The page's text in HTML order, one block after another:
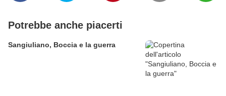
Potrebbe anche piacerti
Sangiuliano, Boccia e la guerra